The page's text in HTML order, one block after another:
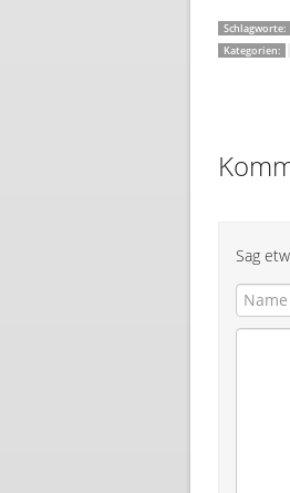
Schlagworte:
Kategorien:
Sag